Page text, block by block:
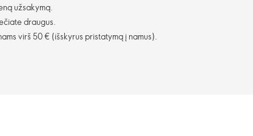
užsakymą.
draugus.
virš 50 € (išskyrus pristatymą į namus).